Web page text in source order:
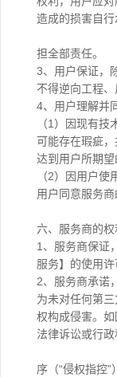
造成的损害自行
担全部责任。
3、用户保证，
不得逆向工程
4、用户理解并
（1）因现有技
可能存在瑕疵
达到用户所期望
（2）因用户使
用户同意服务商
六、服务商的
1、服务商保证
服务】的使用许
2、服务商承诺
为未对任何第
权构成侵害。
法律诉讼或行政
序（“侵权指控”